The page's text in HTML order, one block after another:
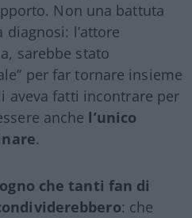
Non una battuta
l’attore
sarebbe stato
per far tornare insieme
aveva fatti incontrare per
anche l’unico
.
che tanti fan di
: che